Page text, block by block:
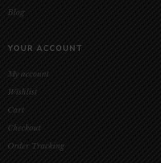
Blog
YOUR ACCOUNT
My account
Wishlist
Cart
Checkout
Order Tracking